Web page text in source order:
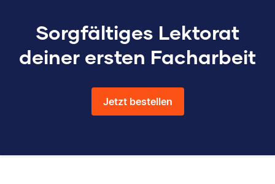
Sorgfältiges Lektorat
deiner ersten Facharbeit
Jetzt bestellen